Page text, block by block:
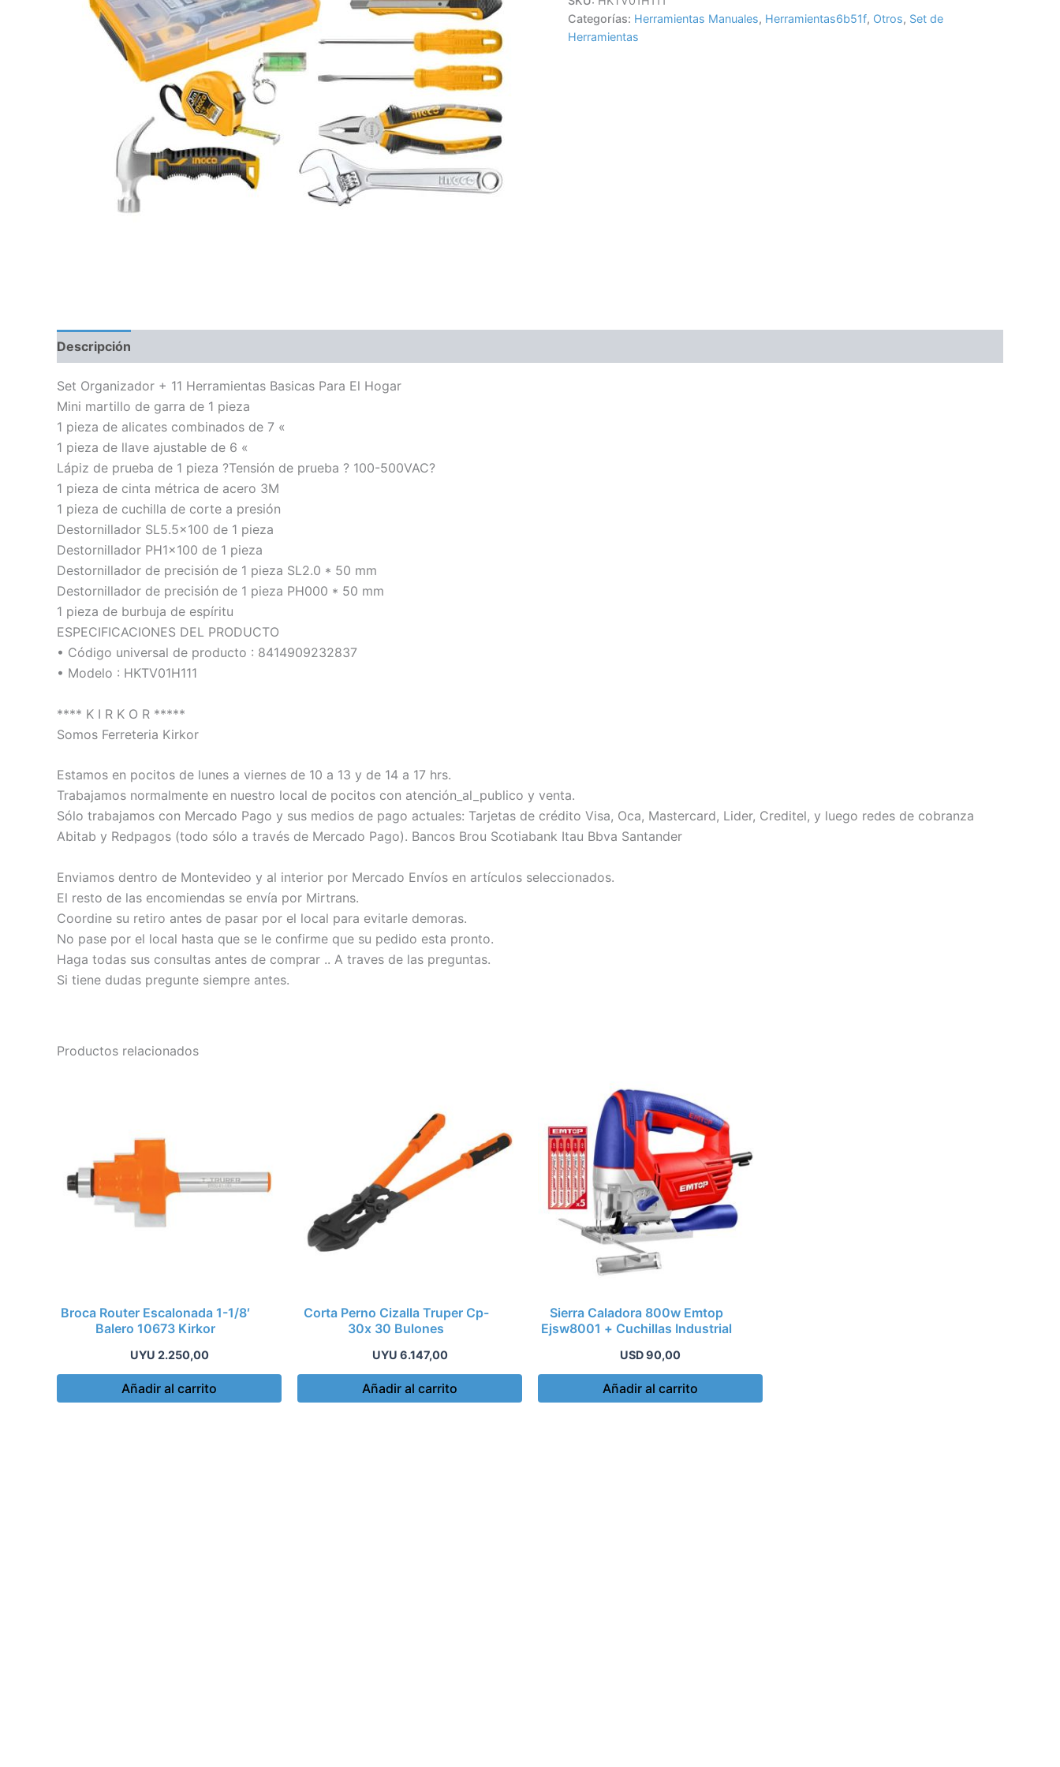
Categorías: Herramientas Manuales, Herramientas6b51f, Otros, Set de
Herramientas
Descripción
Set Organizador + 11 Herramientas Basicas Para El Hogar
Mini martillo de garra de 1 pieza
1 pieza de alicates combinados de 7 «
1 pieza de llave ajustable de 6 «
Lápiz de prueba de 1 pieza ?Tensión de prueba ? 100-500VAC?
1 pieza de cinta métrica de acero 3M
1 pieza de cuchilla de corte a presión
Destornillador SL5.5×100 de 1 pieza
Destornillador PH1x100 de 1 pieza
Destornillador de precisión de 1 pieza SL2.0 * 50 mm
Destornillador de precisión de 1 pieza PH000 * 50 mm
1 pieza de burbuja de espíritu
ESPECIFICACIONES DEL PRODUCTO
• Código universal de producto : 8414909232837
• Modelo : HKTV01H111
**** K I R K O R *****
Somos Ferreteria Kirkor
Estamos en pocitos de lunes a viernes de 10 a 13 y de 14 a 17 hrs.
Trabajamos normalmente en nuestro local de pocitos con atención_al_publico y venta.
Sólo trabajamos con Mercado Pago y sus medios de pago actuales: Tarjetas de crédito Visa, Oca, Mastercard, Lider, Creditel, y luego redes de cobranza
Abitab y Redpagos (todo sólo a través de Mercado Pago). Bancos Brou Scotiabank Itau Bbva Santander
Enviamos dentro de Montevideo y al interior por Mercado Envíos en artículos seleccionados.
El resto de las encomiendas se envía por Mirtrans.
Coordine su retiro antes de pasar por el local para evitarle demoras.
No pase por el local hasta que se le confirme que su pedido esta pronto.
Haga todas sus consultas antes de comprar .. A traves de las preguntas.
Si tiene dudas pregunte siempre antes.
Productos relacionados
Broca Router Escalonada 1-1/8′
Balero 10673 Kirkor
UYU 2.250,00
Añadir al carrito
Corta Perno Cizalla Truper Cp-
30x 30 Bulones
UYU 6.147,00
Añadir al carrito
Sierra Caladora 800w Emtop
Ejsw8001 + Cuchillas Industrial
USD90,00
Añadir al carrito